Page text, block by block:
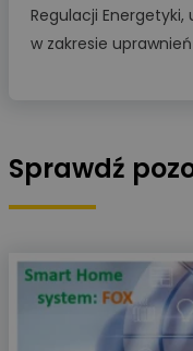
Regulacji
w zakresie
Sprawdź